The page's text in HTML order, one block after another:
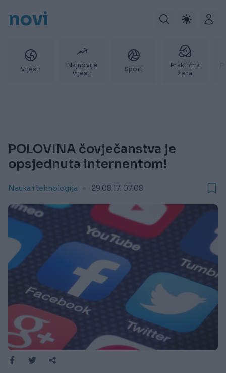
novi
Vijesti
Najnovije
vijesti
Sport
Praktična
žena
POLOVINA čovječanstva je
opsjednuta internentom!
Nauka i tehnologija 29.08.17. 07:08